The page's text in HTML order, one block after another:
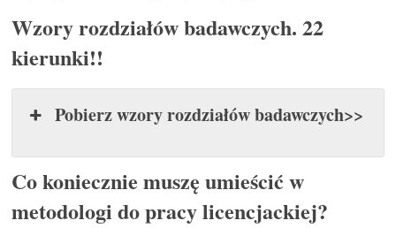
Wzory rozdziałów badawczych. 22
kierunki!!
Pobierz wzory rozdziałów badawczych>>
Co koniecznie muszę umieścić w
metodologi do pracy licencjackiej?